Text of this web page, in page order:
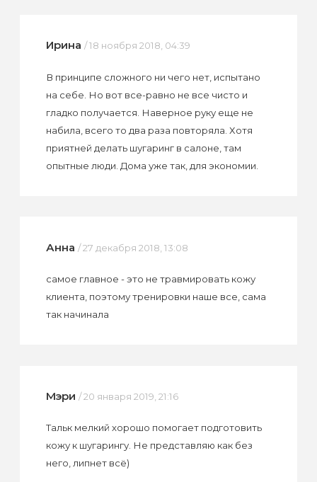
Ирина / 18 ноября 2018, 04:39
В принципе сложного ни чего нет, испытано
на себе. Но вот все-равно не все чисто и
гладко получается. Наверное руку еще не
набила, всего то два раза повторяла. Хотя
приятней делать шугаринг в салоне, там
опытные люди. Дома уже так, для экономии.
Анна / 27 декабря 2018, 13:08
самое главное - это не травмировать кожу
клиента, поэтому тренировки наше все, сама
так начинала
Мэри / 20 января 2019, 21:16
Тальк мелкий хорошо помогает подготовить
кожу к шугарингу. Не представляю как без
него, липнет всё)